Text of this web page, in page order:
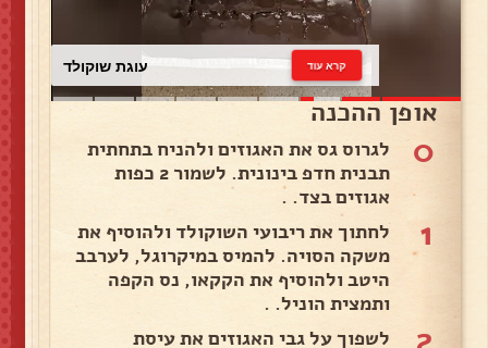
עוגת שוקולד קרא עוד
אופן ההכנה
0
לגרוס גס את האגוזים ולהניח בתחתית
תבנית חדפ בינונית. לשמור 2 כפות
אגוזים בצד. .
1
לחתוך את ריבועי השוקולד ולהוסיף את
משקה הסויה. להמיס במיקרוגל, לערבב
היטב ולהוסיף את הקקאו, נס הקפה
ותמצית הוניל. .
לשפוך על גבי האגוזים את עיסת